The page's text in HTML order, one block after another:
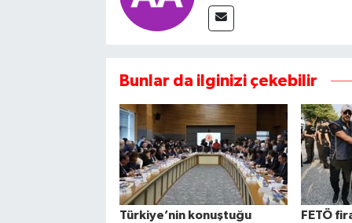
Bunlar da ilginizi çekebilir
Türkiye’nin konuştuğu
FETÖ